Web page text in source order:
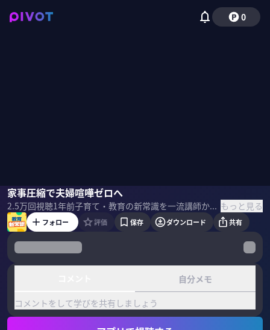
0
家事圧縮で夫婦喧嘩ゼロへ
2.5万回視聴1年前 子育て・教育の新常識を一流講師から学ぶ。育児ライター・ヨッピー氏に驚きの家事時短術を聞いた。夫婦喧嘩が激減すること間違いなし！ ＜ゲスト＞ ヨッピー｜ライター 1980年 大阪生まれ 商社に就職するも「仕事に飽きた」を理由にフリーランスライターとして活動。 おでかけメディア「SPOT」の編集長をはじめ、ウェブマーケティングのコンサルタント、育児に関する記事の執筆、イベント主催なども行う。 著書『子育てがラクになるノウハウを集めた育児ハック』 ＜目次＞ もっと見る
りんたろー。（EXIT）ヨッピー
フォロー 評価 保存 ダウンロード 共有
自分メモ
コメントをして学びを共有しましょう